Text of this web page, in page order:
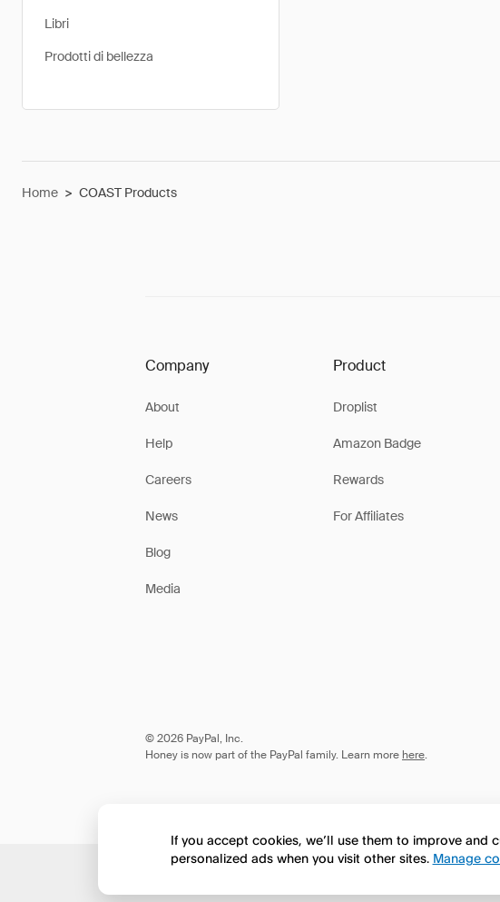
Libri
Prodotti di bellezza
Home > COAST Products
Company
About
Help
Careers
News
Blog
Media
Product
Droplist
Amazon Badge
Rewards
For Affiliates
© 2026 PayPal, Inc.
Honey is now part of the PayPal family. Learn more here.
If you accept cookies, we’ll use them to improve and
personalized ads when you visit other sites. Manage